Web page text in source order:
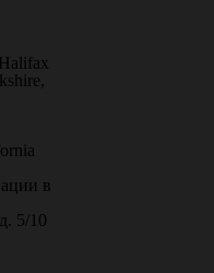
в
5/10